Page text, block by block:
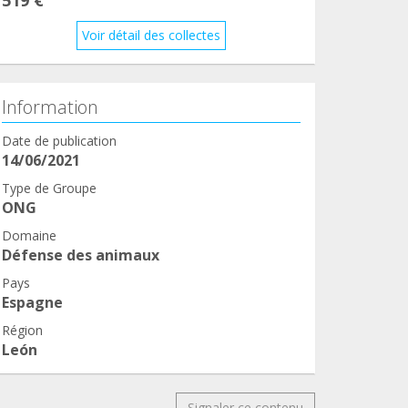
Voir détail des collectes
Information
Date de publication
14/06/2021
Type de Groupe
ONG
Domaine
Défense des animaux
Pays
Espagne
Région
León